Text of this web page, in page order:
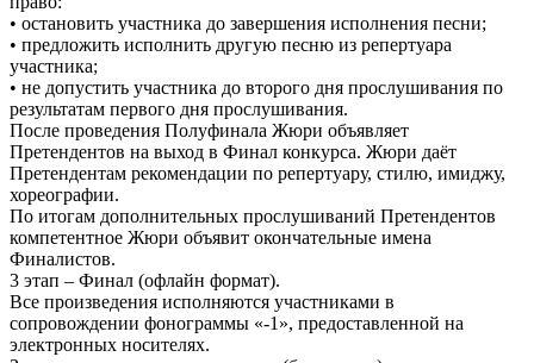
• остановить участника до завершения исполнения песни;
• предложить исполнить другую песню из репертуара
участника;
• не допустить участника до второго дня прослушивания по
результатам первого дня прослушивания.
После проведения Полуфинала Жюри объявляет
Претендентов на выход в Финал конкурса. Жюри даёт
Претендентам рекомендации по репертуару, стилю, имиджу,
хореографии.
По итогам дополнительных прослушиваний Претендентов
компетентное Жюри объявит окончательные имена
Финалистов.
3 этап – Финал (офлайн формат).
Все произведения исполняются участниками в
сопровождении фонограммы «-1», предоставленной на
электронных носителях.